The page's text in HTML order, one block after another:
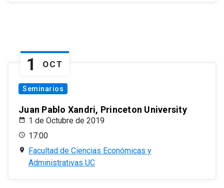
1 OCT
Seminarios
Juan Pablo Xandri, Princeton University
1 de Octubre de 2019
17:00
Facultad de Ciencias Económicas y
Administrativas UC